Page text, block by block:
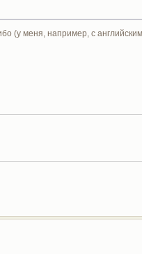
(у меня, например, с